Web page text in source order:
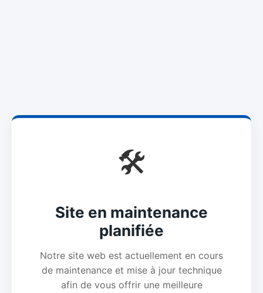
🛠️
Site en maintenance
planifiée
Notre site web est actuellement en cours
de maintenance et mise à jour technique
afin de vous offrir une meilleure